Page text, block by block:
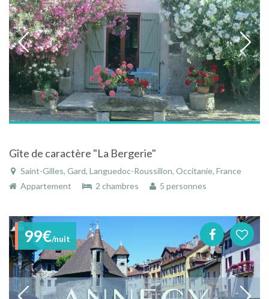
Gîte de caractère "La Bergerie"
Saint-Gilles, Gard, Languedoc-Roussillon, Occitanie, France
Appartement
2 chambres 5 personnes
99€/nuit